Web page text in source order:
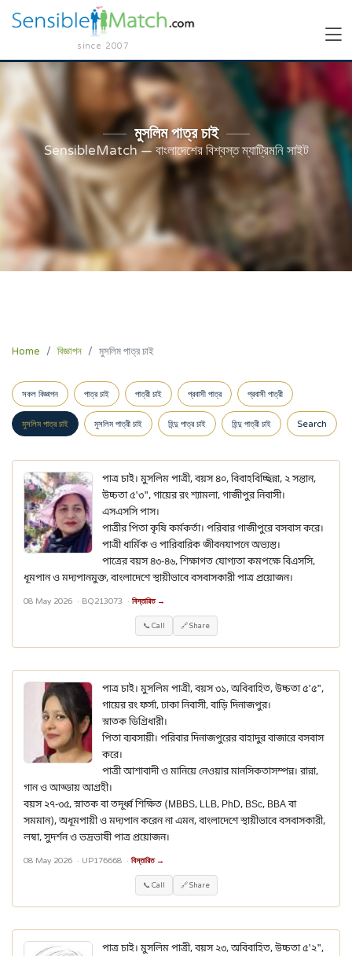
since 2007
মুসলিম পাত্র চাই
SensibleMatch — বাংলাদেশের বিশ্বস্ত ম্যাট্রিমনি সাইট
Home বিজ্ঞাপন মুসলিম পাত্র চাই
সকল বিজ্ঞাপন পাত্র চাই পাত্রী চাই প্রবাসী পাত্র প্রবাসী পাত্রী
মুসলিম পাত্র চাই মুসলিম পাত্রী চাই হিন্দু পাত্র চাই হিন্দু পাত্রী চাই Search
পাত্র চাই। মুসলিম পাত্রী, বয়স ৪০, বিবাহবিচ্ছিন্না, ২ সন্তান,
উচ্চতা ৫'৩", গায়ের রং শ্যামলা, গাজীপুর নিবাসী।
এসএসসি পাস।
পাত্রীর পিতা কৃষি কর্মকর্তা। পরিবার গাজীপুরে বসবাস করে।
পাত্রী ধার্মিক ও পারিবারিক জীবনযাপনে অভ্যস্ত।
পাত্রের বয়স ৪৩-৪৬, শিক্ষাগত যোগ্যতা কমপক্ষে বিএসসি,
ধূমপান ও মদ্যপানমুক্ত, বাংলাদেশে স্থায়ীভাবে বসবাসকারী পাত্র প্রয়োজন।
08 May 2026 · BQ213073 · বিস্তারিত →
📞 Call 🔗 Share
পাত্র চাই। মুসলিম পাত্রী, বয়স ৩১, অবিবাহিত, উচ্চতা ৫'৫",
গায়ের রং ফর্সা, ঢাকা নিবাসী, বাড়ি দিনাজপুর।
স্নাতক ডিগ্রিধারী।
পিতা ব্যবসায়ী। পরিবার দিনাজপুরের বাহাদুর বাজারে বসবাস
করে।
পাত্রী আশাবাদী ও মানিয়ে নেওয়ার মানসিকতাসম্পন্ন। রান্না,
গান ও আড্ডায় আগ্রহী।
বয়স ২৭-৩৫, স্নাতক বা তদূর্ধ্ব শিক্ষিত (MBBS, LLB, PhD, BSc, BBA বা
সমমান), অধূমপায়ী ও মদ্যপান করেন না এমন, বাংলাদেশে স্থায়ীভাবে বসবাসকারী,
লম্বা, সুদর্শন ও ভদ্রভাষী পাত্র প্রয়োজন।
08 May 2026 · UP176668 · বিস্তারিত →
📞 Call 🔗 Share
পাত্র চাই। মুসলিম পাত্রী, বয়স ২৩, অবিবাহিত, উচ্চতা ৫'২",